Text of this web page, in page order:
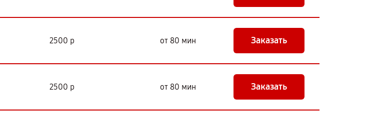
2500 р от 80 мин Заказать
2500 р от 80 мин Заказать